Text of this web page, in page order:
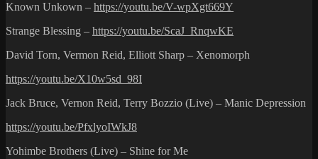
Known Unkown – https://youtu.be/V-wpXgt669Y
Strange Blessing – https://youtu.be/ScaJ_RnqwKE
David Torn, Vermon Reid, Elliott Sharp – Xenomorph
https://youtu.be/X10w5sd_98I
Jack Bruce, Vernon Reid, Terry Bozzio (Live) – Manic Depression
https://youtu.be/PfxlyoIWkJ8
Yohimbe Brothers (Live) – Shine for Me